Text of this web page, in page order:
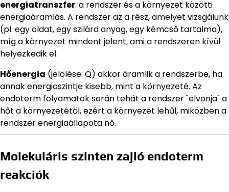
energiatranszfer: a rendszer és a környezet közötti
energiaáramlás. A rendszer az a rész, amelyet vizsgálunk
(pl. egy oldat, egy szilárd anyag, egy kémcső tartalma),
míg a környezet mindent jelent, ami a rendszeren kívül
helyezkedik el.
Hőenergia (jelölése: Q) akkor áramlik a rendszerbe, ha
annak energiaszintje kisebb, mint a környezeté. Az
endoterm folyamatok során tehát a rendszer "elvonja" a
hőt a környezetétől, ezért a környezet lehűl, miközben a
rendszer energiaállapota nő.
Molekuláris szinten zajló endoterm
reakciók